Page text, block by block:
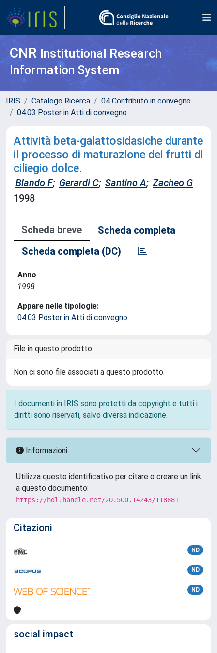
CNR Institutional Research
Information System
IRIS Catalogo Ricerca
04 Contributo in convegno
04.03 Poster in Atti di convegno
Attività beta-galattosidasiche durante
il processo di maturazione dei frutti di
ciliegio dolce.
Blando F; Gerardi C; Santino A; Zacheo G
1998
Scheda breve
Scheda completa
Scheda completa (DC)
Anno
1998
Appare nelle tipologie:
04.03 Poster in Atti di convegno
File in questo prodotto:
Non ci sono file associati a questo prodotto.
I documenti in IRIS sono protetti da copyright e tutti i
diritti sono riservati, salvo diversa indicazione.
Informazioni
Utilizza questo identificativo per citare o creare un link
a questo documento:
https://hdl.handle.net/20.500.14243/118881
Citazioni
ND
ND
ND
social impact